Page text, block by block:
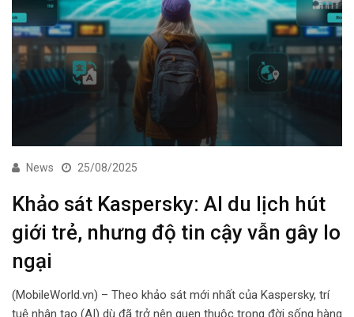
News 25/08/2025
Khảo sát Kaspersky: AI du lịch hút
giới trẻ, nhưng độ tin cậy vẫn gây lo
ngại
(MobileWorld.vn) – Theo khảo sát mới nhất của Kaspersky, trí
tuệ nhân tạo (AI) dù đã trở nên quen thuộc trong đời sống hàng